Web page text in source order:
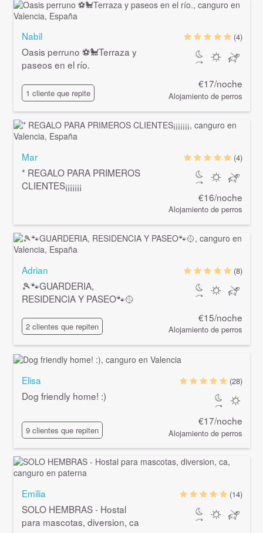
Nabil
Oasis perruno ⚽🐩Terraza y
paseos en el río.
1 cliente que repite
(4)
€17/noche
Alojamiento de perros
Mar
* REGALO PARA PRIMEROS
CLIENTES¡¡¡¡¡¡¡
(4)
€16/noche
Alojamiento de perros
Adrian
🎾🐾GUARDERIA,
RESIDENCIA Y PASEO🐾🥎
2 clientes que repiten
(8)
€15/noche
Alojamiento de perros
Elisa
Dog friendly home! :)
9 clientes que repiten
(28)
€17/noche
Alojamiento de perros
Emilia
SOLO HEMBRAS - Hostal
para mascotas, diversion, ca
(14)